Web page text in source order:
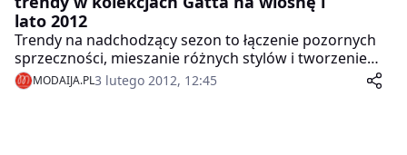
lato 2012
Trendy na nadchodzący sezon to łączenie pozornych
sprzeczności, mieszanie różnych stylów i tworzenie
kontrastów. To z jednej strony charakterystyczne dla
wiosny kwiaty czy nadające lekkości i sensualności
MODAIJA.PL3 lutego 2012, 12:45